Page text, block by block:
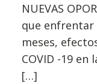
NUEVAS
que enfrentar
meses,
COVID -19 en
[…]